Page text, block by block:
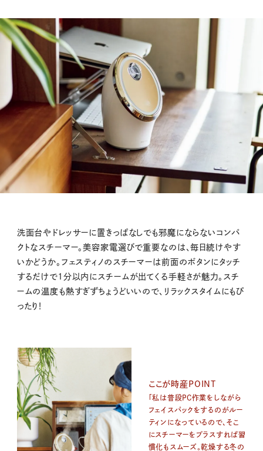
洗面台やドレッサーに置きっぱなしでも邪魔にならないコンパ
クトなスチーマー。美容家電選びで重要なのは、毎日続けやす
いかどうか。フェスティノのスチーマーは前面のボタンにタッチ
するだけで1分以内にスチームが出てくる手軽さが魅力。スチ
ームの温度も熱すぎずちょうどいいので、リラックスタイムにもぴ
ったり！
ここが時産POINT
「私は普段PC作業をしながら
フェイスパックをするのがルー
ティンになっているので、そこ
にスチーマーをプラスすれば習
慣化もスムーズ。乾燥する冬の